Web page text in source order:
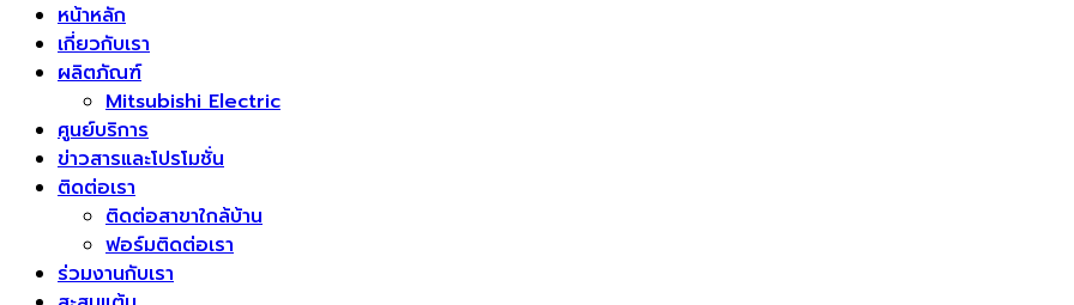
หน้าหลัก
เกี่ยวกับเรา
ผลิตภัณฑ์
Mitsubishi Electric
ศูนย์บริการ
ข่าวสารและโปรโมชั่น
ติดต่อเรา
ติดต่อสาขาใกล้บ้าน
ฟอร์มติดต่อเรา
ร่วมงานกับเรา